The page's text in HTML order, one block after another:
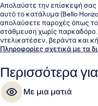
Απολαύστε την επίσκεψή
αυτό το κατάλυμα (Bello
απολαύσετε παροχές όπως
στάθμευση χωρίς
ντελικατέσεν, βεράντα και
Πληροφορίες σχετικά με τα
Περισσότερα
Με μια ματιά